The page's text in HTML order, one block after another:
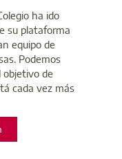
ha ido
su plataforma
equipo de
Podemos
de
cada vez más